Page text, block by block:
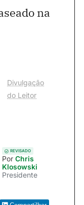
na
Divulgação
do Leitor
REVISADO
Por Chris
Klosowski
Presidente